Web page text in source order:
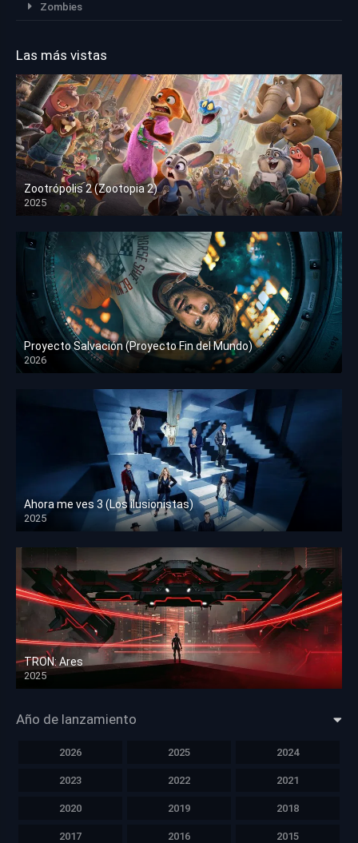
Zombies
Las más vistas
Zootrópolis 2 (Zootopia 2)
2025
HD 1080p
Proyecto Salvación (Proyecto Fin del Mundo)
2026
HD 1080p
Ahora me ves 3 (Los ilusionistas)
2025
HD 1080p
TRON: Ares
2025
HD 1080p
Año de lanzamiento
2026 2025 2024
2023 2022 2021
2020 2019 2018
2017 2016 2015